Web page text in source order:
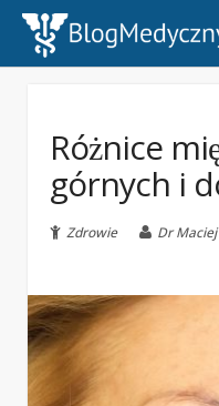
Różnice
górnych i
Zdrowie Dr Maciej